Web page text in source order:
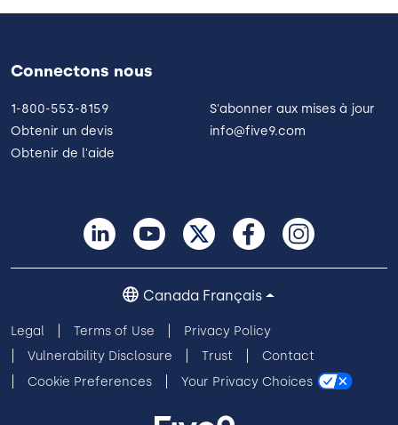
Connectons nous
1-800-553-8159
Obtenir un devis
Obtenir de l'aide
S'abonner aux mises à jour
info@five9.com
Legal Terms of Use
Privacy Policy
Vulnerability Disclosure
Trust
Contact
Cookie Preferences
Your Privacy Choices
Canada Français